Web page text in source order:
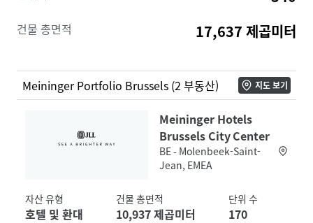
fixed rent and strong rent cover ratios. Meininger
terms for both assets.
건물 총면적 17,637 제곱미터
Meininger Portfolio Brussels (2 부동산) 지도 보기
Meininger Hotels
Brussels City Center
BE - Molenbeek-Saint-
Jean, EMEA
자산 유형
호텔 및 환대
건물 총면적
10,937 제곱미터
단위 수
170